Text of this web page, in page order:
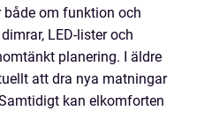
om funktion och
LED-lister och
planering. I äldre
att dra nya matningar
kan elkomforten